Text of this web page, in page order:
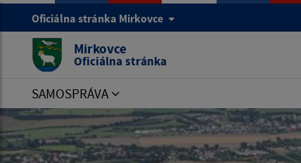
Oficiálna stránka Mirkovce
Mirkovce
Oficiálna stránka
SAMOSPRÁVA